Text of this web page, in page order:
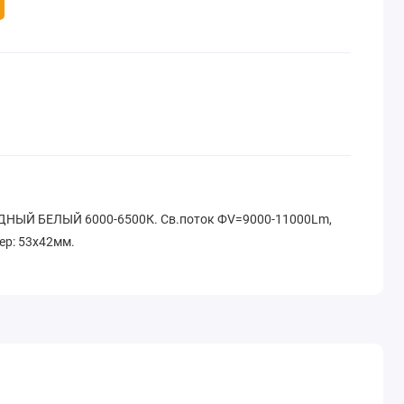
БЕЛЫЙ 6000-6500К. Св.поток ФV=9000-11000Lm,
53x42мм.